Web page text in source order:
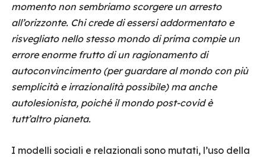
momento non sembriamo scorgere un arresto
all’orizzonte. Chi crede di essersi addormentato e
risvegliato nello stesso mondo di prima compie un
errore enorme frutto di un ragionamento di
autoconvincimento (per guardare al mondo con più
semplicità e irrazionalità possibile) ma anche
autolesionista, poiché il mondo post-covid è
tutt’altro pianeta.
I modelli sociali e relazionali sono mutati, l’uso della